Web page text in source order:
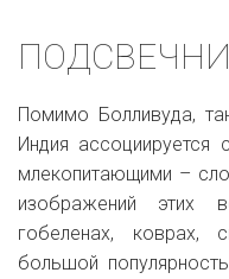
Помимо Болливуда,
Индия
млекопитающими –
изображений этих
гобеленах, коврах,
большой